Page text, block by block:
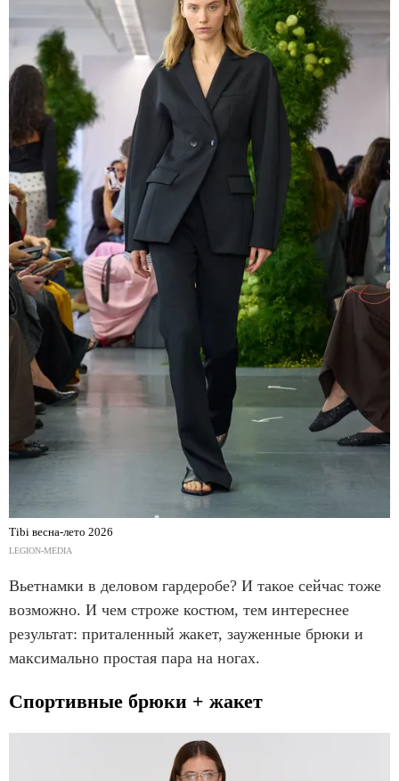
Tibi весна-лето 2026
LEGION-MEDIA
Вьетнамки в деловом гардеробе? И такое сейчас тоже
возможно. И чем строже костюм, тем интереснее
результат: приталенный жакет, зауженные брюки и
максимально простая пара на ногах.
Спортивные брюки + жакет